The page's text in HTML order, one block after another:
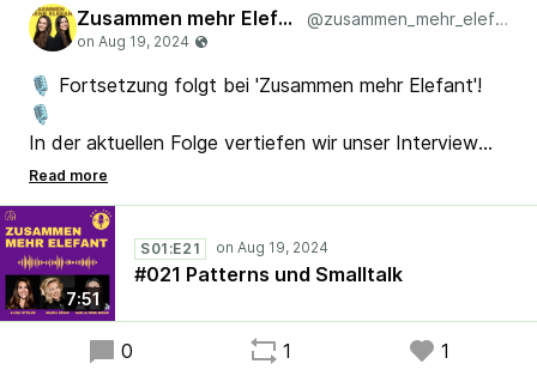
Zusammen mehr Elefant @zusammen_mehr_elefant
🎙️ Fortsetzung folgt bei 'Zusammen mehr Elefant'!
🎙️
In der aktuellen Folge vertiefen wir unser Interview
mit Jean-Pierre Berchez und tauchen noch tiefer in
diefrühen Tage von Scrum ab. Holt euch weitere
Einblicke und spannende Geschichten aus seinem
beeindruckenden Erfahrungsschatz! Jeden zweiten
Dienstag auf allen großen Podcastplattformen!
Am 3. September startet unsere zweite Staffel, also
nicht verpassen!
7:51
S01:E21
#021 Patterns und Smalltalk
0 1 1